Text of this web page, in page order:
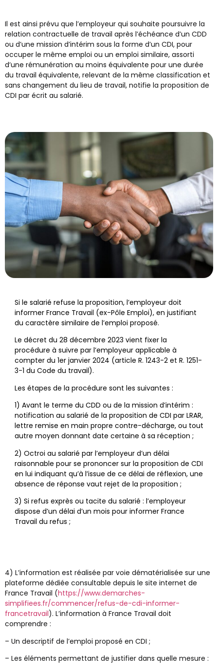
Il est ainsi prévu que l’employeur qui souhaite poursuivre la
relation contractuelle de travail après l’échéance d’un CDD
ou d’une mission d’intérim sous la forme d’un CDI, pour
occuper le même emploi ou un emploi similaire, assorti
d’une rémunération au moins équivalente pour une durée
du travail équivalente, relevant de la même classification et
sans changement du lieu de travail, notifie la proposition de
CDI par écrit au salarié.
Si le salarié refuse la proposition, l’employeur doit
informer France Travail (ex-Pôle Emploi), en justifiant
du caractère similaire de l’emploi proposé.
Le décret du 28 décembre 2023 vient fixer la
procédure à suivre par l’employeur applicable à
compter du 1er janvier 2024 (article R. 1243-2 et R. 1251-
3-1 du Code du travail).
Les étapes de la procédure sont les suivantes :
1) Avant le terme du CDD ou de la mission d’intérim :
notification au salarié de la proposition de CDI par LRAR,
lettre remise en main propre contre-décharge, ou tout
autre moyen donnant date certaine à sa réception ;
2) Octroi au salarié par l’employeur d’un délai
raisonnable pour se prononcer sur la proposition de CDI
en lui indiquant qu’à l’issue de ce délai de réflexion, une
absence de réponse vaut rejet de la proposition ;
3) Si refus exprès ou tacite du salarié : l’employeur
dispose d’un délai d’un mois pour informer France
Travail du refus ;
4) L’information est réalisée par voie dématérialisée sur une
plateforme dédiée consultable depuis le site internet de
France Travail (https://www.demarches-
simplifiees.fr/commencer/refus-de-cdi-informer-
francetravail). L’information à France Travail doit
comprendre :
– Un descriptif de l’emploi proposé en CDI ;
– Les éléments permettant de justifier dans quelle mesure :